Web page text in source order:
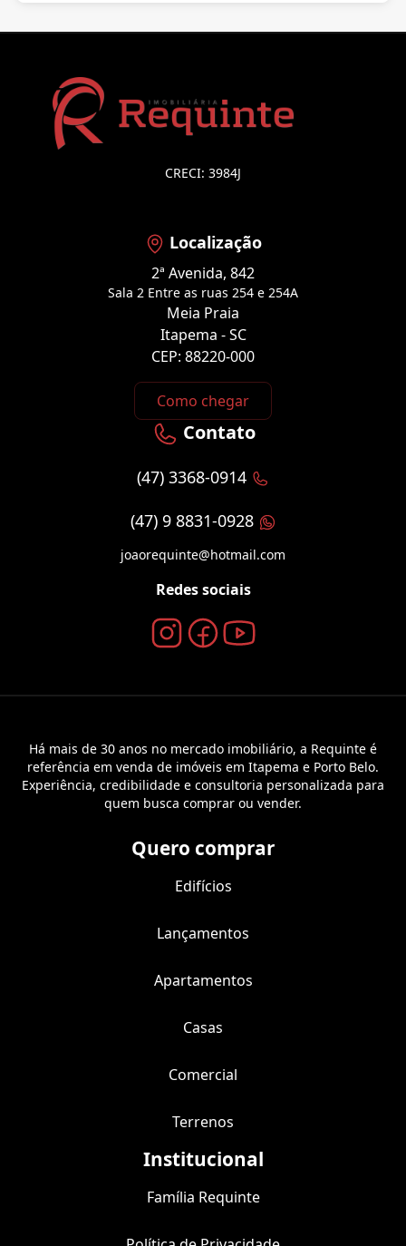
CRECI: 3984J
Localização
2ª Avenida, 842
Sala 2 Entre as ruas 254 e 254A
Meia Praia
Itapema - SC
CEP: 88220-000
Como chegar
Contato
(47) 3368-0914
(47) 9 8831-0928
joaorequinte@hotmail.com
Redes sociais
Há mais de 30 anos no mercado imobiliário, a Requinte é
referência em venda de imóveis em Itapema e Porto Belo.
Experiência, credibilidade e consultoria personalizada para
quem busca comprar ou vender.
Quero comprar
Edifícios
Lançamentos
Apartamentos
Casas
Comercial
Terrenos
Institucional
Família Requinte